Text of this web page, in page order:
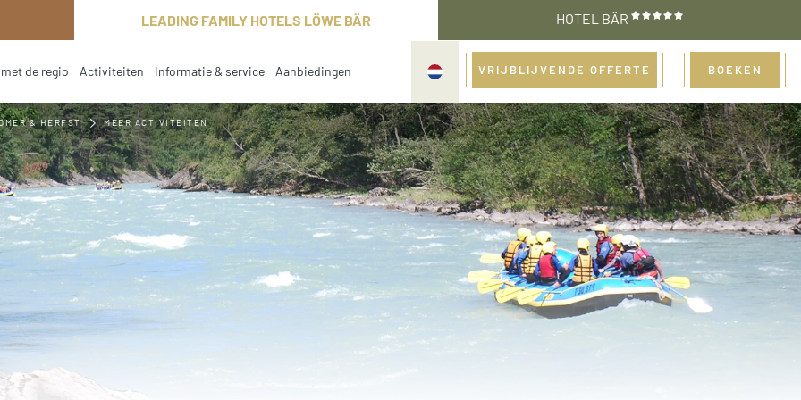
LEADING FAMILY HOTELS LÖWE BÄR HOTEL BÄR
de regio Activiteiten
current
Informatie & service Aanbiedingen VRIJBLIJVENDE OFFERTE BOEKEN
& HERFST MEER ACTIVITEITEN